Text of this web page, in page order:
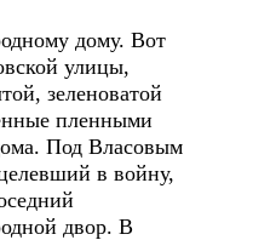
дому. Вот
улицы,
зеленоватой
пленными
Под Власовым
в войну,
двор. В